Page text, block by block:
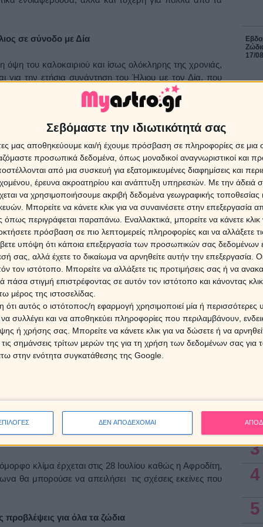
Σεβόμαστε την ιδιωτικότητά σας
μας αποθηκεύουμε και/ή έχουμε πρόσβαση σε πληροφορίες σε
προσωπικά δεδομένα, όπως μοναδικοί αναγνωριστικοί και
από μια συσκευή για εξατομικευμένες διαφημίσεις και
έρευνα ακροατηρίου και ανάπτυξη υπηρεσιών. Με την άδειά
να χρησιμοποιήσουμε ακριβή δεδομένα γεωγραφικής τοποθεσίας
Μπορείτε να κάνετε κλικ για να συναινέσετε στην επεξεργασία
περιγράφεται παραπάνω. Εναλλακτικά, μπορείτε να κάνετε κλικ
πρόσβαση σε πιο λεπτομερείς πληροφορίες και να αλλάξετε
υπόψη ότι κάποια επεξεργασία των προσωπικών σας δεδομένων
σας, αλλά έχετε το δικαίωμα να αρνηθείτε αυτήν την επεξεργασία.
τον ιστότοπο. Μπορείτε να αλλάξετε τις προτιμήσεις σας ή να
στιγμή επιστρέφοντας σε αυτόν τον ιστότοπο και κάνοντας
μέρος της ιστοσελίδας.
αυτός ο ιστότοπος/η εφαρμογή χρησιμοποιεί μία ή περισσότερες
συλλέγει και να αποθηκεύει πληροφορίες που περιλαμβάνουν,
ή χρήσης σας. Μπορείτε να κάνετε κλικ για να δώσετε ή να
σημάνσεις τρίτων μερών της για τη χρήση των δεδομένων σας
στην ενότητα συγκατάθεσης της Google.
ΔΕΝ ΑΠΟΔΕΧΟΜΑΙ
σε σύνοδο με Δία
όψη του καλοκαιριού και ίσως ολόκληρης της χρονιάς,
για την ετήσια συνάντηση του Ήλιου με τον Δία, που
του Λέοντα. Οι πλανήτες μας προκαλούν για κέφι,
τρίγωνο Ποσειδώνας
24 του μήνα όπου εκτός από τη σύνοδο Δία-Ήλιου
τριγώνου ανάμεσα στην Αφροδίτη και τον
έρωτες και βραδιές στο φώς των κεριών,
να μπερδεύονται γλυκά και τρυφερά.
στον Σκορπιό
ζώδιο του Ζυγού στις 26 Ιουλίου μετακομίζει στον
ξημερώματα της 14ης Σεπτεμβρίου. Τα παρορμητικά
Ζυγοί και οι Αιγόκεροι αναμένεται να ανακουφιστούν
ενώ και η νέα ζωδιακή θέση του Άρη είναι πολύ πιο
ζώδιο που παραδοσιακά κυβερνά.
στον Λέοντα
στις 27/7. Στο φαινόμενο συμμετέχει με όψη συνόδου
που μας επιτρέπει να αισιοδοξούμε για καλύτερες
αφού συμπίπτει χρονικά και με την αρχή των
ανάγκη για καλοπέραση και ξενοιασιά γίνεται ακόμα
αποτελεί δείκτη του κόσμου για να ξεχάσει τα
κλίμα έρχεται στις 28 Ιουλίου καθώς η Αφροδίτη,
θα μπορούσε να απειλήσει τις σχέσεις εκείνες που
προβλέψεις για όλα τα ζώδια
17/08
16
στις
8
Ο
8
1
2
3
4
5